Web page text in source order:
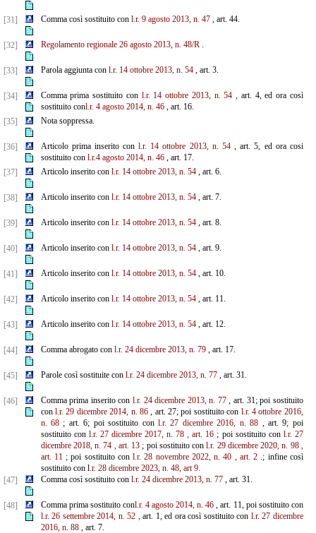
[31] Comma così sostituito con l.r. 9 agosto 2013, n. 47, art. 44.
[32] Regolamento regionale 26 agosto 2013, n. 48/R.
[33] Parola aggiunta con l.r. 14 ottobre 2013, n. 54, art. 3.
[34] Comma prima sostituito con l.r. 14 ottobre 2013, n. 54 , art. 4, ed ora così
sostituito conl.r. 4 agosto 2014, n. 46, art. 16.
[35]
Nota soppressa.
[36] Articolo prima inserito conl.r. 14 ottobre 2013, n. 54, art. 5, ed ora cosi
sostituito con l.r.4 agosto 2014, n. 46, art. 17.
[37]
Articolo inserito con l.r. 14 ottobre 2013, n. 54, art. 6.
[38] Articolo inserito con l.r. 14 ottobre 2013, n. 54, art. 7.
[39] Articolo inserito con l.r. 14 ottobre 2013, n. 54, art. 8.
[40] Articolo inserito con l.r. 14 ottobre 2013, n. 54, art. 9.
[41] Articolo inserito con l.r. 14 ottobre 2013, n. 54, art. 10.
[42] Articolo inserito con l.r. 14 ottobre 2013, n. 54, art. 11.
[43] Articolo inserito con l.r. 14 ottobre 2013, n. 54, art. 12.
[44] Comma abrogato con l.r. 24 dicembre 2013, n. 79, art. 17.
[45] Parole così sostituite con l.r. 24 dicembre 2013, n. 77, art. 31.
[46] Comma prima inserito con l.r. 24 dicembre 2013, n. 77, art. 31; poi sostituito
con l.r. 29 dicembre 2014, n. 86, art. 27; poi sostituito con l.r. 4 ottobre 2016,
n. 68; art. 6; poi sostituito con l.r. 27 dicembre 2016, n. 88 , art. 9; poi
sostituito con l.r. 27 dicembre 2017, n. 78 , art. 16 ; poi sostituito con l.r. 27
dicembre 2018, n. 74 , art. 13 ; poi sostituito conl.r. 29 dicembre 2020, n. 98 ,
art. 11; poi sostituito conl.r. 28 novembre 2022, n. 40 , art. 2 .; infine così
sostituito con l.r. 28 dicembre 2023, n. 48, art 9.
[47]
Comma così sostituito con l.r. 24 dicembre 2013, n. 77, art. 31.
[48] Comma prima sostituito conl.r. 4 agosto 2014, n. 46 , art. 11, poi sostituito con
l.r. 26 settembre 2014, n. 52 ,art. 1, ed ora così sostituito con l.r. 27 dicembre
2016, n. 88, art. 7.